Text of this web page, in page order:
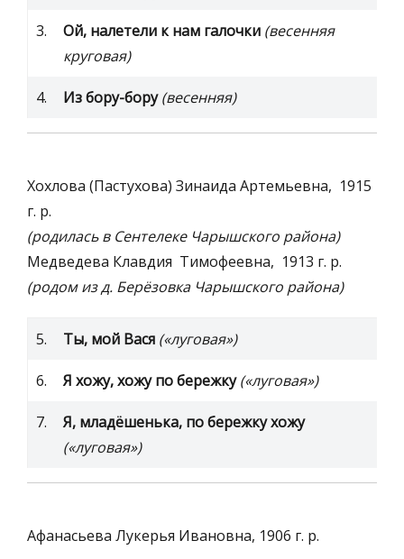
3. Ой, налетели к нам галочки (весенняя
круговая)
4. Из бору-бору (весенняя)
Хохлова (Пастухова) Зинаида Артемьевна, 1915
г. р.
(родилась в Сентелеке Чарышского района)
Медведева Клавдия Тимофеевна, 1913 г. р.
(родом из д. Берёзовка Чарышского района)
5. Ты, мой Вася («луговая»)
6. Я хожу, хожу по бережку («луговая»)
7.
Я, младёшенька, по бережку хожу
(«луговая»)
Афанасьева Лукерья Ивановна, 1906 г. р.